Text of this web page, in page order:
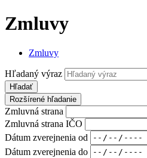
Zmluvy
Zmluvy
Hľadaný výraz
Hľadať
Rozšírené hľadanie
Zmluvná strana
Zmluvná strana IČO
Dátum zverejnenia od
Dátum zverejnenia do